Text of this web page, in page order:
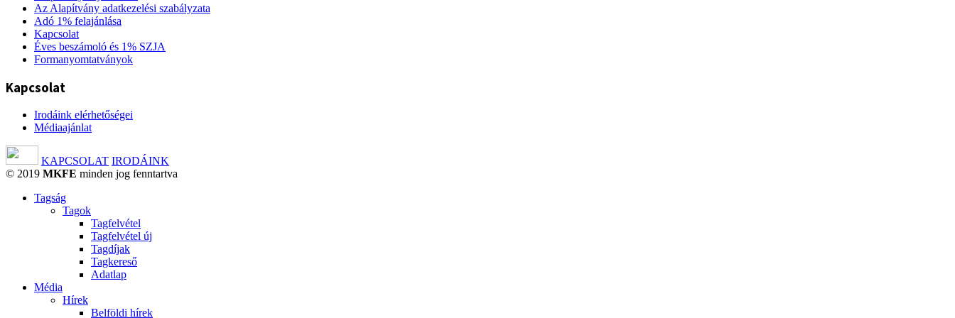
Az Alapítvány adatkezelési szabályzata
Adó 1% felajánlása
Kapcsolat
Éves beszámoló és 1% SZJA
Formanyomtatványok
Kapcsolat
Irodáink elérhetőségei
Médiaajánlat
KAPCSOLAT IRODÁINK
© 2019 MKFE minden jog fenntartva
Tagság
Tagok
Tagfelvétel
Tagfelvétel új
Tagdíjak
Tagkereső
Adatlap
Média
Hírek
Belföldi hírek